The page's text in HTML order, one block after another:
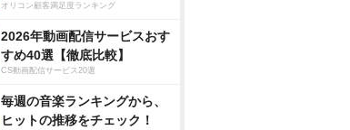
オリコン顧客満足度ランキング
2026年動画配信サービスおす
すめ40選【徹底比較】
CS動画配信サービス20選
毎週の音楽ランキングから、
ヒットの推移をチェック！